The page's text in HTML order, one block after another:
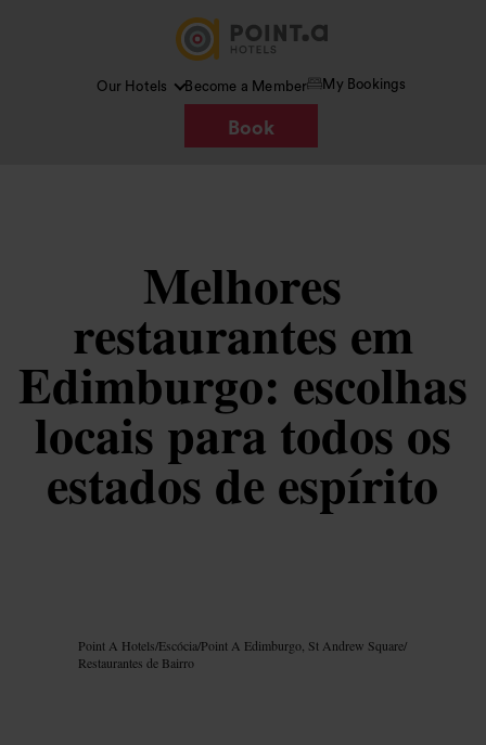
Our Hotels Become a Member My Bookings
Book
Melhores
restaurantes em
Edimburgo: escolhas
locais para todos os
estados de espírito
Point A Hotels/Escócia/Point A Edimburgo, St Andrew Square/
Restaurantes de Bairro